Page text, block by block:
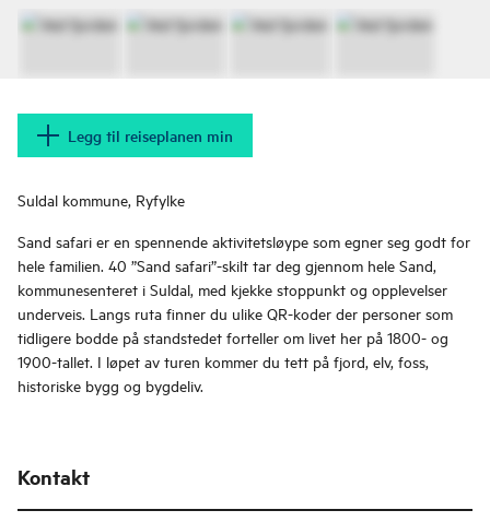
Legg til reiseplanen min
Suldal kommune, Ryfylke
Sand safari er en spennende aktivitetsløype som egner seg godt for
hele familien. 40 ”Sand safari”-skilt tar deg gjennom hele Sand,
kommunesenteret i Suldal, med kjekke stoppunkt og opplevelser
underveis. Langs ruta finner du ulike QR-koder der personer som
tidligere bodde på standstedet forteller om livet her på 1800- og
1900-tallet. I løpet av turen kommer du tett på fjord, elv, foss,
historiske bygg og bygdeliv.
Kontakt